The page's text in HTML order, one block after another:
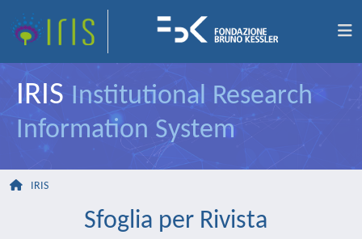
IRIS Institutional Research
Information System
IRIS
Sfoglia per Rivista